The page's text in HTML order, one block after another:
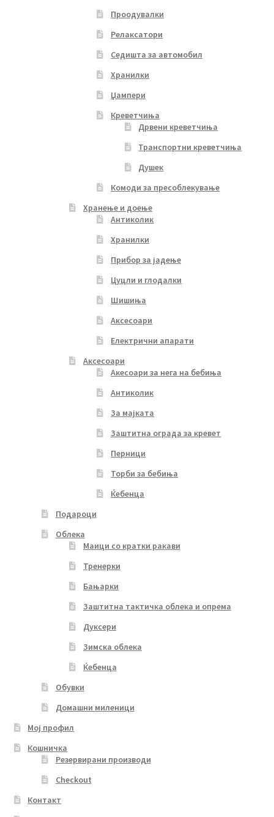
Проодувалки
Релаксатори
Седишта за автомобил
Хранилки
Џампери
Креветчиња
Дрвени креветчиња
Транспортни креветчиња
Душек
Комоди за пресоблекување
Хранење и доење
Антиколик
Хранилки
Прибор за јадење
Цуцли и глодалки
Шишиња
Аксесоари
Електрични апарати
Аксесоари
Акесоари за нега на бебиња
Антиколик
За мајката
Заштитна ограда за кревет
Перници
Торби за бебиња
Ќебенца
Подароци
Облека
Маици со кратки ракави
Тренерки
Бањарки
Заштитна тактичка облека и опрема
Дуксери
Зимска облека
Ќебенца
Обувки
Домашни миленици
Мој профил
Кошничка
Резервирани производи
Checkout
Контакт